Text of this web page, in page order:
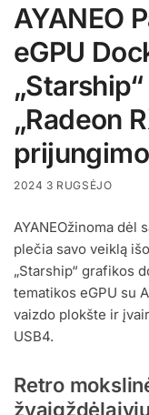
AYANEO
eGPU
„Radeon
2024 3 RUGSĖJO
AYANEOžinoma dėl
plečia savo veiklą
„Starship“ grafikos
tematikos eGPU su
vaizdo plokšte ir
USB4.
Retro